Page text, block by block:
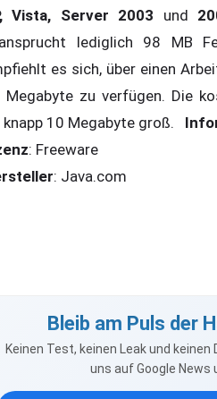
Vista, Server 2003 und
lediglich 98 MB
es sich, über einen
Megabyte zu verfügen. Die
10 Megabyte groß.
: Freeware
: Java.com
Bleib am Puls der
Keinen Test, keinen Leak und
uns auf Google News